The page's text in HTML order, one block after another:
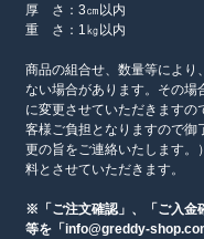
厚 さ：3㎝以内
重 さ：1㎏以内
商品の組合せ、数量等により
ない場合があります。その場
に変更させていただきますの
客様ご負担となりますので御
更の旨をご連絡いたします
料とさせていただきます。
※「ご注文確認」、「ご入金
等を「info@greddy-